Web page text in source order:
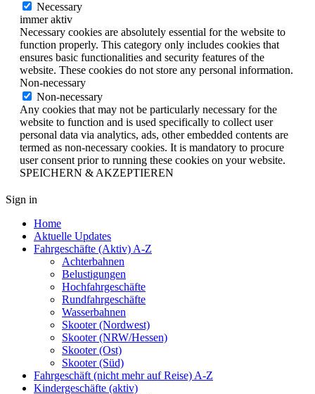
Necessary
immer aktiv
Necessary cookies are absolutely essential for the website to
function properly. This category only includes cookies that
ensures basic functionalities and security features of the
website. These cookies do not store any personal information.
Non-necessary
Non-necessary
Any cookies that may not be particularly necessary for the
website to function and is used specifically to collect user
personal data via analytics, ads, other embedded contents are
termed as non-necessary cookies. It is mandatory to procure
user consent prior to running these cookies on your website.
SPEICHERN & AKZEPTIEREN
Sign in
Home
Aktuelle Updates
Fahrgeschäfte (Aktiv) A-Z
Achterbahnen
Belustigungen
Hochfahrgeschäfte
Rundfahrgeschäfte
Wasserbahnen
Skooter (Nordwest)
Skooter (NRW/Hessen)
Skooter (Ost)
Skooter (Süd)
Fahrgeschäft (nicht mehr auf Reise) A-Z
Kindergeschäfte (aktiv)